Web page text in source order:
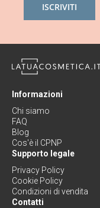
ISCRIVITI
Informazioni
Chi siamo
FAQ
Blog
Cos'è il CPNP
Supporto legale
Privacy Policy
Cookie Policy
Condizioni di vendita
Contatti